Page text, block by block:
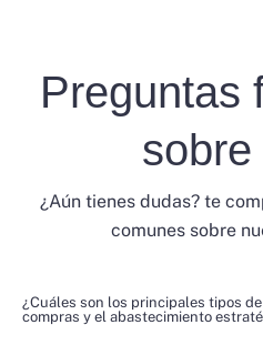
Preguntas
sobre
¿Aún tienes dudas? te
comunes sobre
¿Cuáles son los principales tipos
compras y el abastecimiento